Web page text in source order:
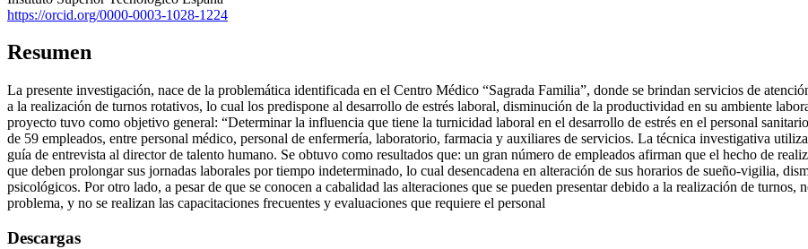
https://orcid.org/0000-0003-1028-1224
Resumen
La presente investigación, nace de la problemática identificada en el Centro Médico “Sagrada Familia”, donde se brindan servicios de
a la realización de turnos rotativos, lo cual los predispone al desarrollo de estrés laboral, disminución de la productividad en su ambiente
proyecto tuvo como objetivo general: “Determinar la influencia que tiene la turnicidad laboral en el desarrollo de estrés en el personal
de 59 empleados, entre personal médico, personal de enfermería, laboratorio, farmacia y auxiliares de servicios. La técnica investigativa
guía de entrevista al director de talento humano. Se obtuvo como resultados que: un gran número de empleados afirman que el hecho de
que deben prolongar sus jornadas laborales por tiempo indeterminado, lo cual desencadena en alteración de sus horarios de sueño-vigilia,
psicológicos. Por otro lado, a pesar de que se conocen a cabalidad las alteraciones que se pueden presentar debido a la realización de turnos,
problema, y no se realizan las capacitaciones frecuentes y evaluaciones que requiere el personal
Descargas